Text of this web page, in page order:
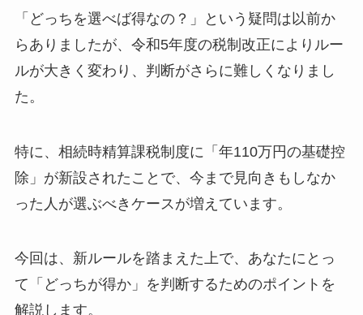
「どっちを選べば得なの？」という疑問は以前か
らありましたが、令和5年度の税制改正によりルー
ルが大きく変わり、判断がさらに難しくなりまし
た。
特に、相続時精算課税制度に「年110万円の基礎控
除」が新設されたことで、今まで見向きもしなか
った人が選ぶべきケースが増えています。
今回は、新ルールを踏まえた上で、あなたにとっ
て「どっちが得か」を判断するためのポイントを
解説します。